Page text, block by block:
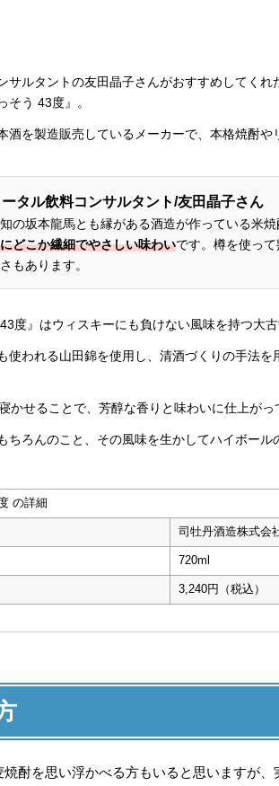
サルタントの友田晶子さんがおすすめしてくれ
そう 43度』。
酒を製造販売しているメーカーで、本格焼酎や
ータル飲料コンサルタント/友田晶子さん
の坂本龍馬とも縁がある酒造が作っている米焼
どこか繊細でやさしい味わいです。樽を使っ
もあります。
度』はウィスキーにも負けない風味を持つ大古
使われる山田錦を使用し、清酒づくりの手法を
かせることで、芳醇な香りと味わいに仕上がっ
ちろんのこと、その風味を生かしてハイボール
の詳細
司牡丹酒造株式会
720ml
3,240円（税込）
酎を思い浮かべる方もいると思いますが、